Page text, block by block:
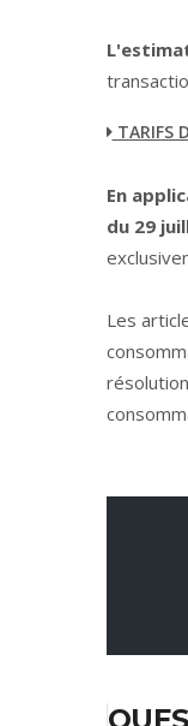
TARIFS
En
du 29
Les